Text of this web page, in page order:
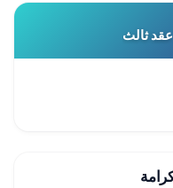
عقد ثالث